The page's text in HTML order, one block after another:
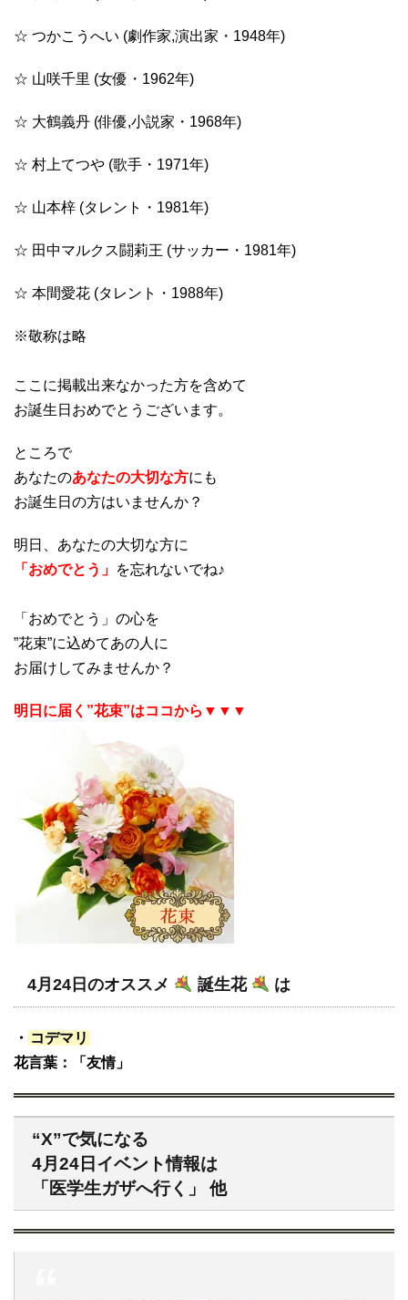
☆ つかこうへい (劇作家,演出家・1948年)
☆ 山咲千里 (女優・1962年)
☆ 大鶴義丹 (俳優,小説家・1968年)
☆ 村上てつや (歌手・1971年)
☆ 山本梓 (タレント・1981年)
☆ 田中マルクス闘莉王 (サッカー・1981年)
☆ 本間愛花 (タレント・1988年)
※敬称は略
ここに掲載出来なかった方を含めて
お誕生日おめでとうございます。
ところで
あなたのあなたの大切な方にも
お誕生日の方はいませんか？
明日、あなたの大切な方に
「おめでとう」 を忘れないでね♪
「おめでとう」の心を
”花束”に込めてあの人に
お届けしてみませんか？
明日に届く”花束”はココから▼▼▼
4月24日のオススメ 誕生花 は
・ コデマリ
花言葉：「友情」
“X”で気になる
4月24日イベント情報は
「医学生ガザへ行く」 他